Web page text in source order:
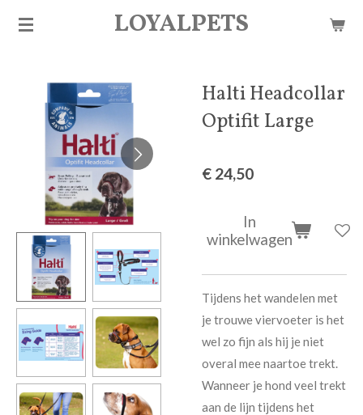
Ga
hoofdinhoud
LOYALPETS
Halti Headcollar
Optifit Large
€ 24,50
In
winkelwagen
Tijdens het wandelen met
je trouwe viervoeter is het
wel zo fijn als hij je niet
overal mee naartoe trekt.
Wanneer je hond veel trekt
aan de lijn tijdens het